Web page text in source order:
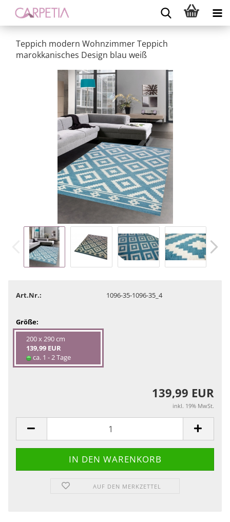
Teppich modern Wohnzimmer Teppich
marokkanisches Design blau weiß
Art.Nr.: 1096-35-1096-35_4
Größe:
200 x 290 cm
139,99 EUR
ca. 1 - 2 Tage
139,99 EUR
inkl. 19% MwSt.
AUF DEN MERKZETTEL